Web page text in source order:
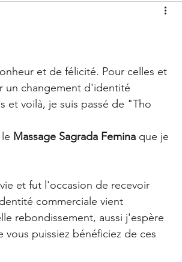
et de félicité. Pour celles et
un changement d'identité
et voilà, je suis passé de "Tho
Massage Sagrada Femina que je
et fut l'occasion de recevoir
commerciale vient
rebondissement, aussi j'espère
vous puissiez bénéficiez de ces